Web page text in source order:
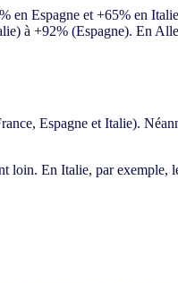
en Espagne et +65% en
à +92% (Espagne). En
Espagne et Italie).
loin. En Italie, par exemple,